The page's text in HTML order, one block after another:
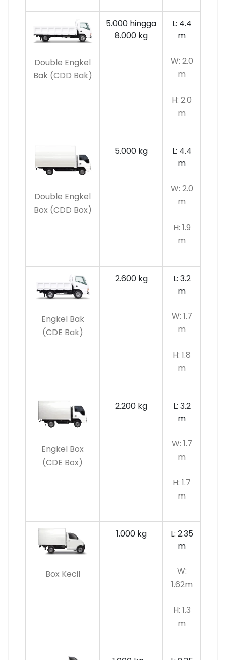
Double Engkel
Bak (CDD Bak)
5.000 hingga
8.000 kg
L: 4.4
m
W: 2.0
m
H: 2.0
m
Double Engkel
Box (CDD Box)
5.000 kg
L: 4.4
m
W: 2.0
m
H: 1.9
m
Engkel Bak
(CDE Bak)
2.600 kg
L: 3.2
m
W: 1.7
m
H: 1.8
m
Engkel Box
(CDE Box)
2.200 kg
L: 3.2
m
W: 1.7
m
H: 1.7
m
Box Kecil
1.000 kg
L: 2.35
m
W:
1.62m
H: 1.3
m